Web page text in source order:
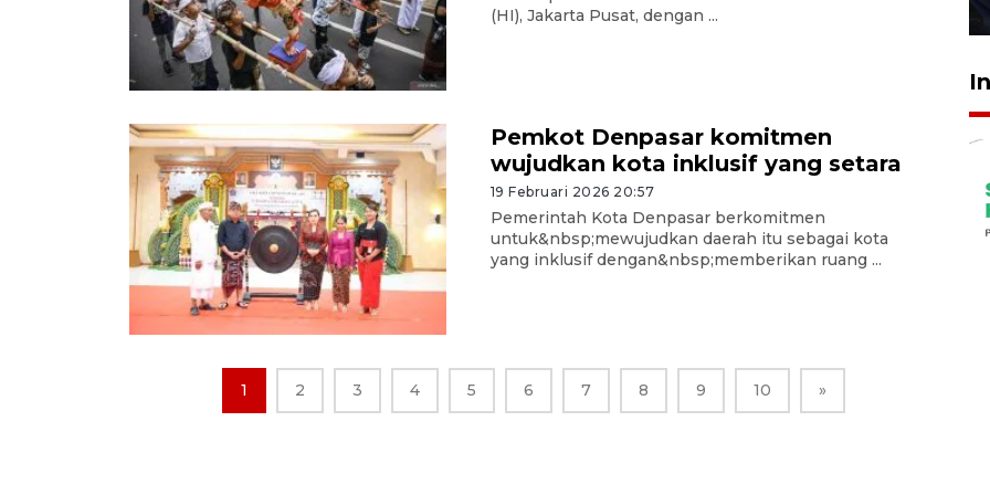
(HI), Jakarta Pusat, dengan ...
Pemkot Denpasar komitmen
wujudkan kota inklusif yang setara
19 Februari 2026 20:57
Pemerintah Kota Denpasar berkomitmen
untuk&nbsp;mewujudkan daerah itu sebagai kota
yang inklusif dengan&nbsp;memberikan ruang ...
1 2 3 4 5 6 7 8 9 10 »
27 Juli 2026 22:32